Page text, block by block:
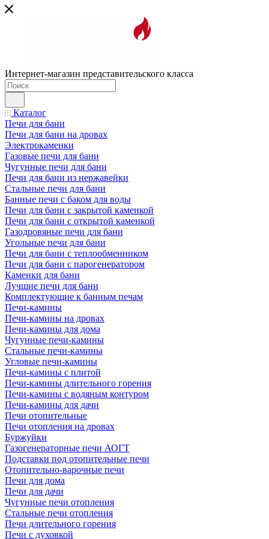
Интернет-магазин представительского класса
Каталог
Печи для бани
Печи для бани на дровах
Электрокаменки
Газовые печи для бани
Чугунные печи для бани
Печи для бани из нержавейки
Стальные печи для бани
Банные печи с баком для воды
Печи для бани с закрытой каменкой
Печи для бани с открытой каменкой
Газодровяные печи для бани
Угольные печи для бани
Печи для бани с теплообменником
Печи для бани с парогенератором
Каменки для бани
Лучшие печи для бани
Комплектующие к банным печам
Печи-камины
Печи-камины на дровах
Печи-камины для дома
Чугунные печи-камины
Стальные печи-камины
Угловые печи-камины
Печи-камины с плитой
Печи-камины длительного горения
Печи-камины с водяным контуром
Печи-камины для дачи
Печи отопительные
Печи отопления на дровах
Буржуйки
Газогенераторные печи АОГТ
Подставки под отопительные печи
Отопительно-варочные печи
Печи для дома
Печи для дачи
Чугунные печи отопления
Стальные печи отопления
Печи длительного горения
Печи с духовкой